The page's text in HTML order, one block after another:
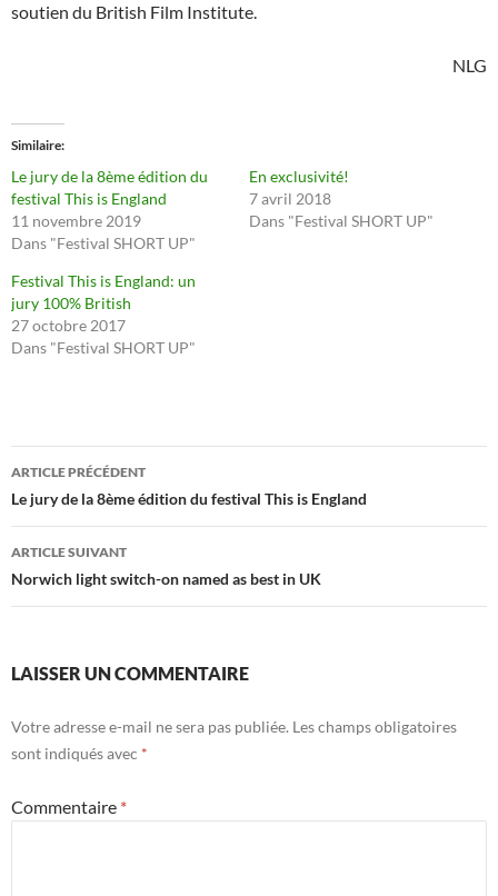
soutien du British Film Institute.
NLG
Similaire
Le jury de la 8ème édition du
festival This is England
11 novembre 2019
Dans "Festival SHORT UP"
En exclusivité!
7 avril 2018
Dans "Festival SHORT UP"
Festival This is England: un
jury 100% British
27 octobre 2017
Dans "Festival SHORT UP"
Navigation
des
articles
ARTICLE PRÉCÉDENT
Le jury de la 8ème édition du festival This is England
ARTICLE SUIVANT
Norwich light switch-on named as best in UK
LAISSER UN COMMENTAIRE
Votre adresse e-mail ne sera pas publiée. Les champs obligatoires
sont indiqués avec *
Commentaire *